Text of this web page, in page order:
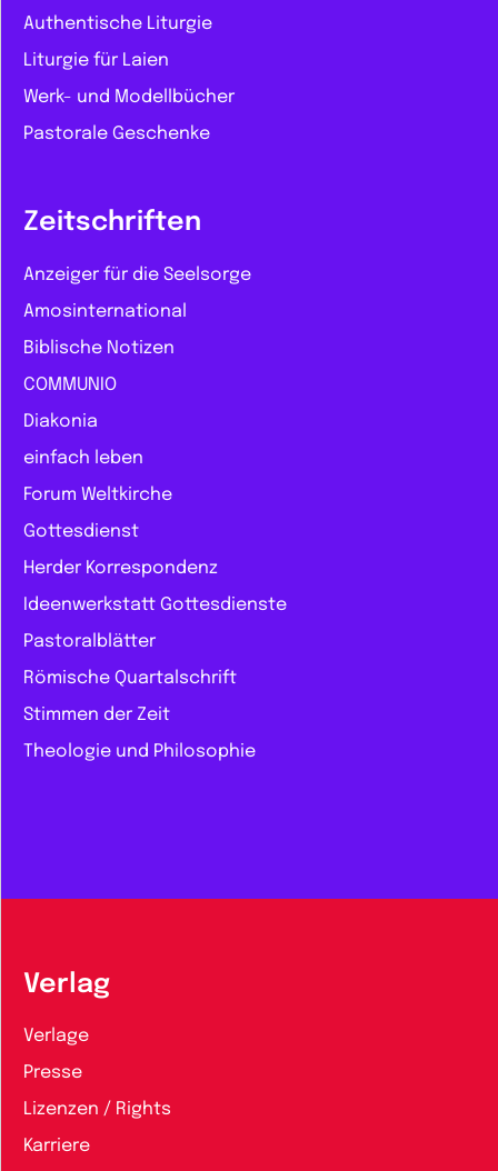
Authentische Liturgie
Liturgie für Laien
Werk- und Modellbücher
Pastorale Geschenke
Zeitschriften
Anzeiger für die Seelsorge
Amosinternational
Biblische Notizen
COMMUNIO
Diakonia
einfach leben
Forum Weltkirche
Gottesdienst
Herder Korrespondenz
Ideenwerkstatt Gottesdienste
Pastoralblätter
Römische Quartalschrift
Stimmen der Zeit
Theologie und Philosophie
Verlag
Verlage
Presse
Lizenzen / Rights
Karriere